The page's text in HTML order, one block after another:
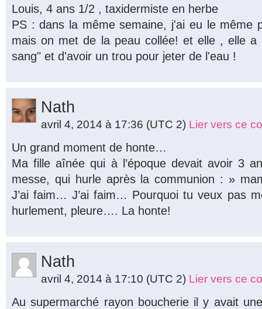
Louis, 4 ans 1/2 , taxidermiste en herbe
PS : dans la même semaine, j'ai eu le même
mais on met de la peau collée! et elle , elle a
sang" et d'avoir un trou pour jeter de l'eau !
Nath
avril 4, 2014 à 17:36 (UTC 2) Lier vers ce
Un grand moment de honte…
Ma fille aînée qui à l’époque devait avoir 3
messe, qui hurle après la communion : »
J’ai faim… J’ai faim… Pourquoi tu veux pas
hurlement, pleure…. La honte!
Nath
avril 4, 2014 à 17:10 (UTC 2) Lier vers ce
Au supermarché rayon boucherie il y avait